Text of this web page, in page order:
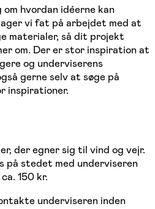
hvordan idéerne kan
vi fat på arbejdet med at
materialer, så dit projekt
om. Der er stor inspiration at
og underviserens
gerne selv at søge på
inspirationer.
der egner sig til vind og vejr.
på stedet med underviseren
150 kr.
underviseren inden